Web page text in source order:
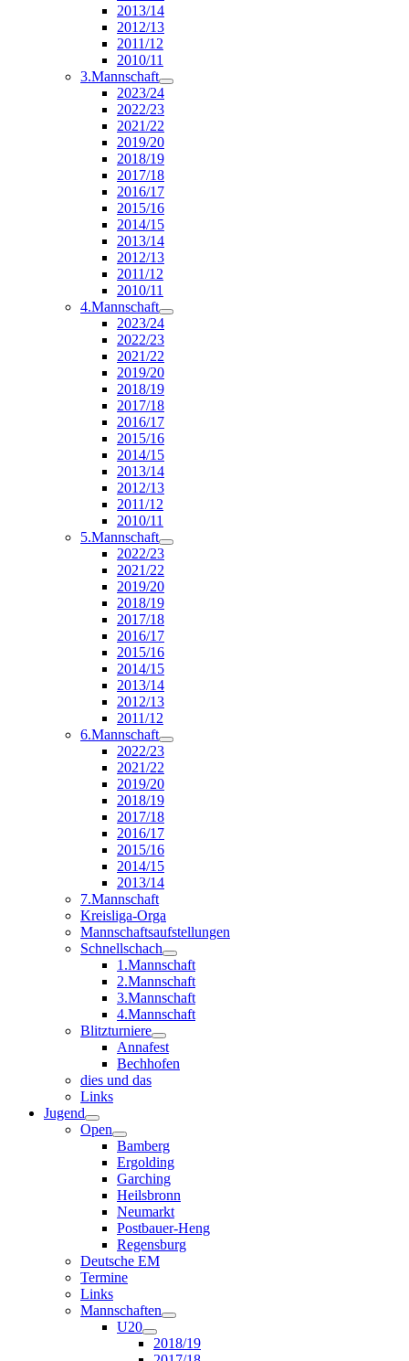
2013/14
2012/13
2011/12
2010/11
3.Mannschaft
2023/24
2022/23
2021/22
2019/20
2018/19
2017/18
2016/17
2015/16
2014/15
2013/14
2012/13
2011/12
2010/11
4.Mannschaft
2023/24
2022/23
2021/22
2019/20
2018/19
2017/18
2016/17
2015/16
2014/15
2013/14
2012/13
2011/12
2010/11
5.Mannschaft
2022/23
2021/22
2019/20
2018/19
2017/18
2016/17
2015/16
2014/15
2013/14
2012/13
2011/12
6.Mannschaft
2022/23
2021/22
2019/20
2018/19
2017/18
2016/17
2015/16
2014/15
2013/14
7.Mannschaft
Kreisliga-Orga
Mannschaftsaufstellungen
Schnellschach
1.Mannschaft
2.Mannschaft
3.Mannschaft
4.Mannschaft
Blitzturniere
Annafest
Bechhofen
dies und das
Links
Jugend
Open
Bamberg
Ergolding
Garching
Heilsbronn
Neumarkt
Postbauer-Heng
Regensburg
Deutsche EM
Termine
Links
Mannschaften
U20
2018/19